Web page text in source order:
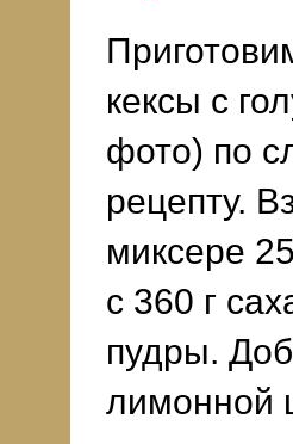
кексы с
фото) по
рецепту.
миксере
с 360 г
пудры.
лимонной